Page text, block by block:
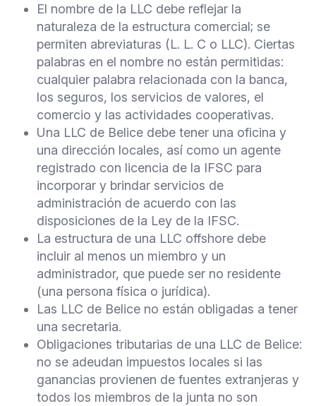
El nombre de la LLC debe reflejar la
naturaleza de la estructura comercial; se
permiten abreviaturas (L. L. C o LLC). Ciertas
palabras en el nombre no están permitidas:
cualquier palabra relacionada con la banca,
los seguros, los servicios de valores, el
comercio y las actividades cooperativas.
Una LLC de Belice debe tener una oficina y
una dirección locales, así como un agente
registrado con licencia de la IFSC para
incorporar y brindar servicios de
administración de acuerdo con las
disposiciones de la Ley de la IFSC.
La estructura de una LLC offshore debe
incluir al menos un miembro y un
administrador, que puede ser no residente
(una persona física o jurídica).
Las LLC de Belice no están obligadas a tener
una secretaria.
Obligaciones tributarias de una LLC de Belice:
no se adeudan impuestos locales si las
ganancias provienen de fuentes extranjeras y
todos los miembros de la junta no son